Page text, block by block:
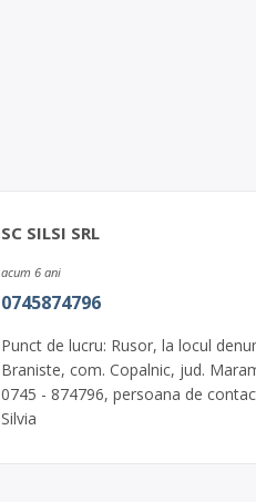
SC SILSI SRL
acum 6 ani
0745874796
Punct de lucru: Rusor, la locul
Braniste, com. Copalnic, jud.
0745 - 874796, persoana de
Silvia